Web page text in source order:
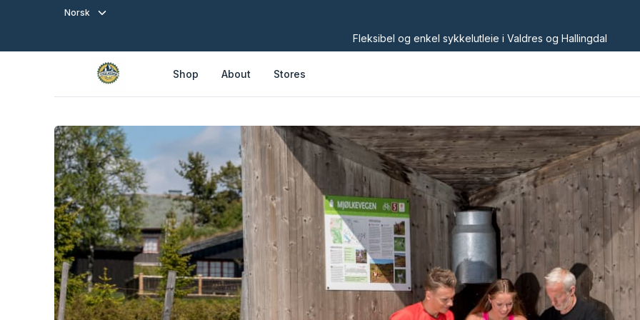
Norsk
Fleksibel og enkel sykkelutleie i Valdres og Hallingdal
Shop About Stores